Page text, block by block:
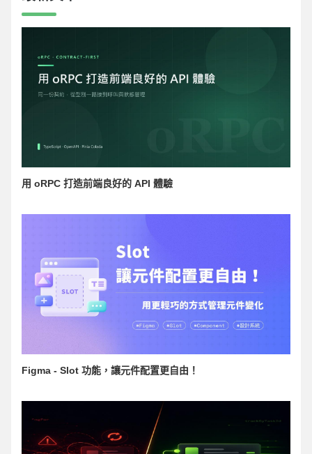
用 oRPC 打造前端良好的 API 體驗
Figma - Slot 功能，讓元件配置更自由！